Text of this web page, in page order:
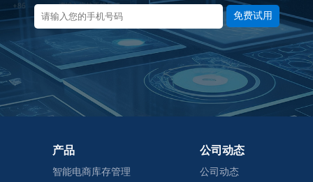
免费试用
产品
智能电商库存管理
公司动态
公司动态